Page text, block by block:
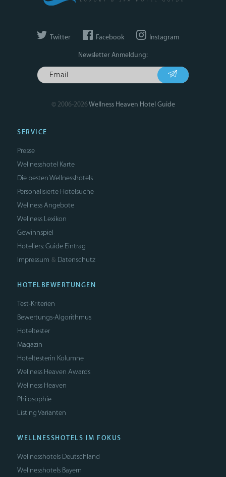
Twitter Facebook Instagram
Newsletter Anmeldung:
© 2006-2026Wellness Heaven Hotel Guide
SERVICE
Presse
Wellnesshotel Karte
Die besten Wellnesshotels
Personalisierte Hotelsuche
Wellness Angebote
Wellness Lexikon
Gewinnspiel
Hoteliers: Guide Eintrag
Impressum & Datenschutz
HOTELBEWERTUNGEN
Test-Kriterien
Bewertungs-Algorithmus
Hoteltester
Magazin
Hoteltesterin Kolumne
Wellness Heaven Awards
Wellness Heaven
Philosophie
Listing Varianten
WELLNESSHOTELS IM FOKUS
Wellnesshotels Deutschland
Wellnesshotels Bayern